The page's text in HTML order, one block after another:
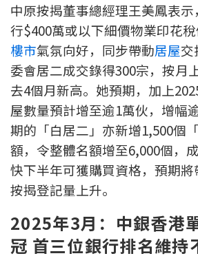
統計數據庫
按揭快趣智識
按揭智庫
樓按專欄
按揭百科
裝修·保險優惠
中原按揭董事總經理王美鳳表
行$400萬或以下細價物業印花
樓市氣氛向好，同步帶動居屋交
委會居二成交錄得300宗，按月
去4個月新高。她預期，加上
屋數量預計增至逾1萬伙，增幅
期的「白居二」亦新增1,500個
額，令整體名額增至6,000個，
快下半年可獲購買資格，預期
按揭登記量上升。
2025年3月：中銀香港
冠 首三位銀行排名維持